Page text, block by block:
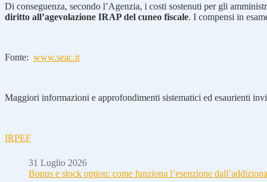
Di conseguenza, secondo l’Agenzia, i costi sostenuti per gli
diritto all’agevolazione IRAP del cuneo fiscale. I compensi in
Fonte: www.seac.it
Maggiori informazioni e approfondimenti sistematici ed esaurienti
IRPEF
31 Luglio 2026
Bonus e stock option: come funziona l’esenzione